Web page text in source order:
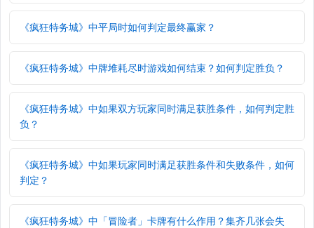
《疯狂特务城》中平局时如何判定最终赢家？
《疯狂特务城》中牌堆耗尽时游戏如何结束？如何判定胜负？
《疯狂特务城》中如果双方玩家同时满足获胜条件，如何判定胜
负？
《疯狂特务城》中如果玩家同时满足获胜条件和失败条件，如何
判定？
《疯狂特务城》中「冒险者」卡牌有什么作用？集齐几张会失